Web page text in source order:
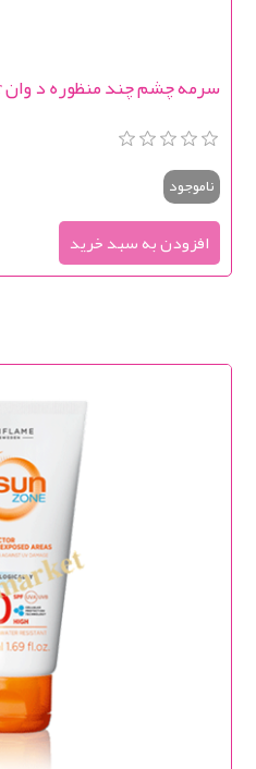
سرمه چشم چند منظوره د وان The one kajal eye liner
ناموجود